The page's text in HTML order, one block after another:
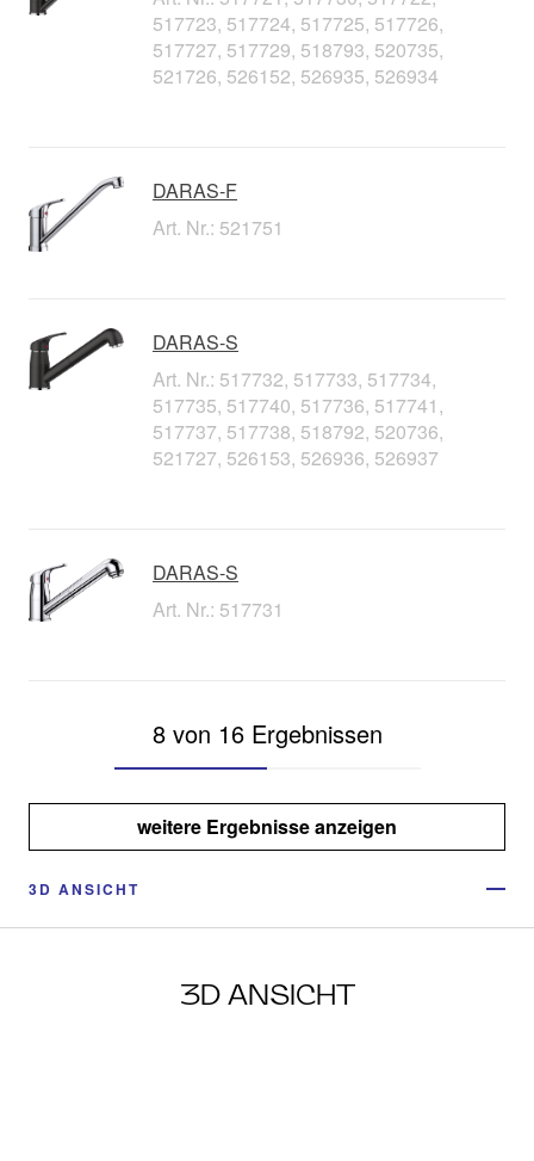
517723, 517724, 517725, 517726,
517727, 517729, 518793, 520735,
521726, 526152, 526935, 526934
DARAS-F
Art. Nr.: 521751
DARAS-S
Art. Nr.: 517732, 517733, 517734,
517735, 517740, 517736, 517741,
517737, 517738, 518792, 520736,
521727, 526153, 526936, 526937
DARAS-S
Art. Nr.: 517731
8 von 16 Ergebnissen
weitere Ergebnisse anzeigen
3D ANSICHT
3D ANSICHT